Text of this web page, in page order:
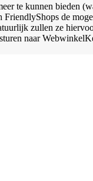
te kunnen bieden
de
zullen ze
naar